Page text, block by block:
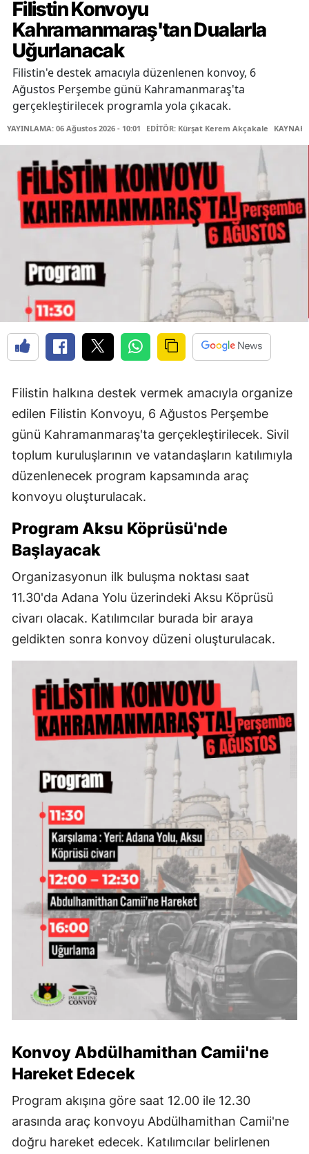
Filistin Konvoyu
Kahramanmaraş'tan Dualarla
Uğurlanacak
Filistin'e destek amacıyla düzenlenen konvoy, 6
Ağustos Perşembe günü Kahramanmaraş'ta
gerçekleştirilecek programla yola çıkacak.
YAYINLAMA: 06 Ağustos 2026 - 10:01 EDİTÖR: Kürşat Kerem Akçakale
Filistin halkına destek vermek amacıyla organize
edilen Filistin Konvoyu, 6 Ağustos Perşembe
günü Kahramanmaraş'ta gerçekleştirilecek. Sivil
toplum kuruluşlarının ve vatandaşların katılımıyla
düzenlenecek program kapsamında araç
konvoyu oluşturulacak.
Program Aksu Köprüsü'nde
Başlayacak
Organizasyonun ilk buluşma noktası saat
11.30'da Adana Yolu üzerindeki Aksu Köprüsü
civarı olacak. Katılımcılar burada bir araya
geldikten sonra konvoy düzeni oluşturulacak.
Konvoy Abdülhamithan Camii'ne
Hareket Edecek
Program akışına göre saat 12.00 ile 12.30
arasında araç konvoyu Abdülhamithan Camii'ne
doğru hareket edecek. Katılımcılar belirlenen